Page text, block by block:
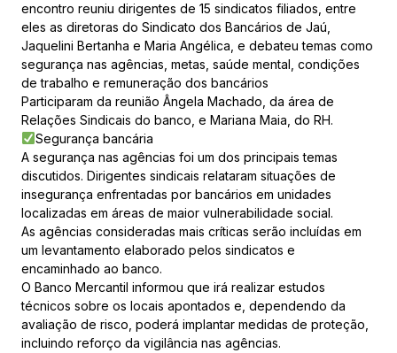
encontro reuniu dirigentes de 15 sindicatos filiados, entre
eles as diretoras do Sindicato dos Bancários de Jaú,
Jaquelini Bertanha e Maria Angélica, e debateu temas como
segurança nas agências, metas, saúde mental, condições
de trabalho e remuneração dos bancários
Participaram da reunião Ângela Machado, da área de
Relações Sindicais do banco, e Mariana Maia, do RH.
Segurança bancária
A segurança nas agências foi um dos principais temas
discutidos. Dirigentes sindicais relataram situações de
insegurança enfrentadas por bancários em unidades
localizadas em áreas de maior vulnerabilidade social.
As agências consideradas mais críticas serão incluídas em
um levantamento elaborado pelos sindicatos e
encaminhado ao banco.
O Banco Mercantil informou que irá realizar estudos
técnicos sobre os locais apontados e, dependendo da
avaliação de risco, poderá implantar medidas de proteção,
incluindo reforço da vigilância nas agências.